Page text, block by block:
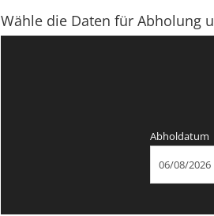
Wähle die Daten für Abholung
Abholdatum